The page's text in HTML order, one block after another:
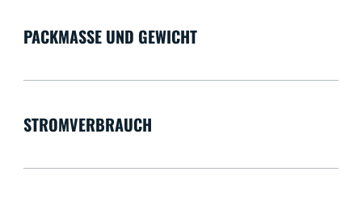
PACKMASSE UND GEWICHT
STROMVERBRAUCH